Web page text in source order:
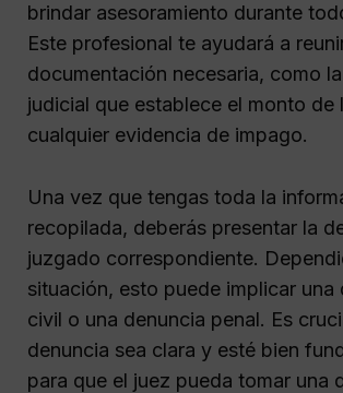
brindar asesoramiento durante
Este profesional te ayudará a
documentación necesaria, como
judicial que establece el monto de
cualquier evidencia de impago.
Una vez que tengas toda la
recopilada, deberás presentar la
juzgado correspondiente.
situación, esto puede implicar una
civil o una denuncia penal. Es
denuncia sea clara y esté bien
para que el juez pueda tomar una